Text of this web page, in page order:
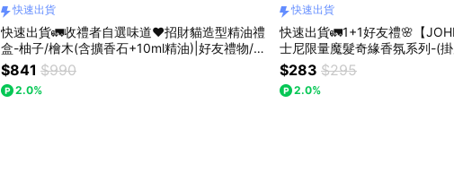
快速出貨
快速出貨🚛收禮者自選味道❤️招財貓造型精油禮
盒-柚子/檜木(含擴香石+10ml精油)|好友禮物/生
日禮物/辦公居家好物
$841 $990
2.0%
快速出貨
快速出貨🚛1+1好友禮🌸【
士尼限量魔髮奇緣香氛系列-(
NE禮物獨家組合』
$283 $295
2.0%